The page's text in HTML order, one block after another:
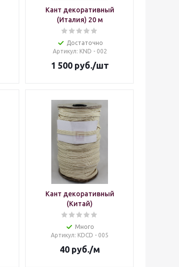
Кант декоративный
(Италия) 20 м
Достаточно
Артикул: KND - 002
1 500руб./шт
Кант декоративный
(Китай)
Много
Артикул: KDCD - 005
40руб./м